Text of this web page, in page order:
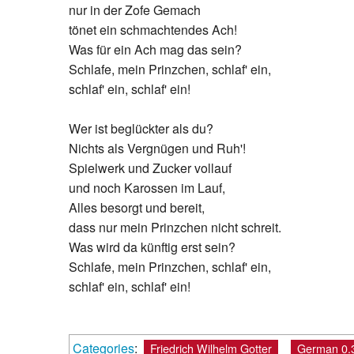
nur in der Zofe Gemach
tönet ein schmachtendes Ach!
Was für ein Ach mag das sein?
Schlafe, mein Prinzchen, schlaf' ein,
schlaf' ein, schlaf' ein!
Wer ist beglückter als du?
Nichts als Vergnügen und Ruh'!
Spielwerk und Zucker vollauf
und noch Karossen im Lauf,
Alles besorgt und bereit,
dass nur mein Prinzchen nicht schreit.
Was wird da künftig erst sein?
Schlafe, mein Prinzchen, schlaf' ein,
schlaf' ein, schlaf' ein!
Categories: Friedrich Wilhelm Gotter German